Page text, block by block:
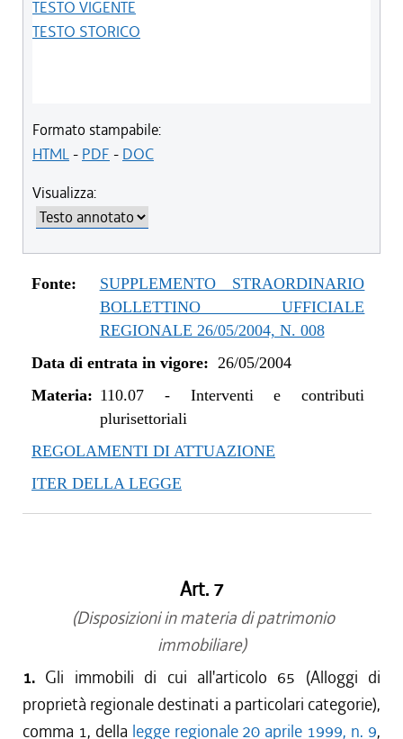
TESTO VIGENTE
TESTO STORICO
Formato stampabile:
HTML- PDF - DOC
Visualizza:
Fonte:
SUPPLEMENTO STRAORDINARIO
BOLLETTINO UFFICIALE
REGIONALE 26/05/2004, N. 008
Data di entrata in vigore: 26/05/2004
Materia: 110.07- Interventi e contributi
plurisettoriali
REGOLAMENTI DI ATTUAZIONE
ITER DELLA LEGGE
Art. 7
(Disposizioni in materia di patrimonio
immobiliare)
1. Gli immobili di cui all'articolo 65 (Alloggi di
proprietà regionale destinati a particolari categorie),
comma 1, della legge regionale 20 aprile 1999, n. 9,